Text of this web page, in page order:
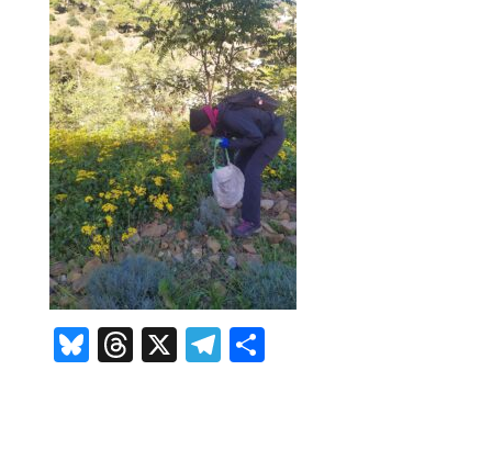
Bl T X T C